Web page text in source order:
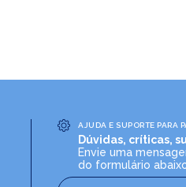
AJUDA E SUPORTE PARA
Dúvidas, críticas,
Envie uma
do formulário